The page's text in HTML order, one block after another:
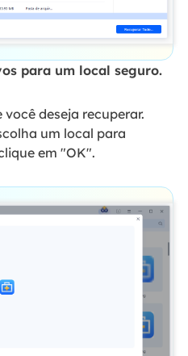
para um local seguro.
deseja recuperar.
um local para
em "OK".